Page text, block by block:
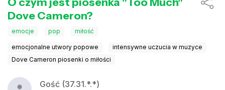
Dove Cameron?
emocje pop miłość
emocjonalne utwory popowe
intensywne uczucia w muzyce
Dove Cameron piosenki o miłości
Gość (37.31.*.*)